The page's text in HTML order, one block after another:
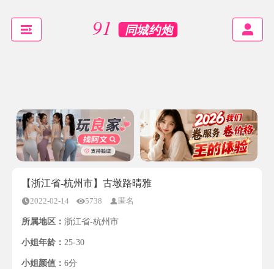
【浙江省-杭州市】古墩路晴雅
2022-02-14 5738 匿名
所属地区： 浙江省-杭州市
小姐年龄： 25-30
小姐颜值： 6分